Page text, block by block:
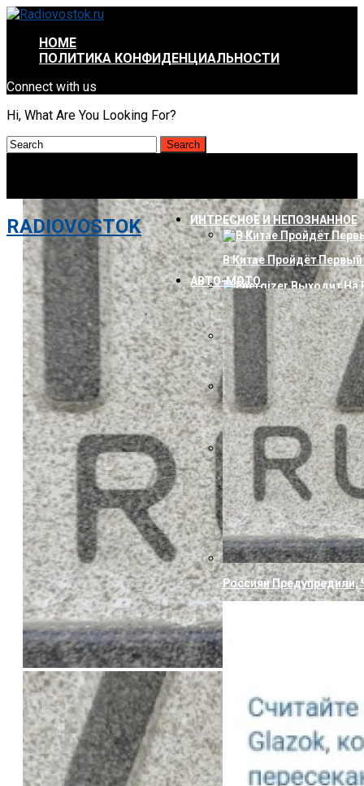
HOME
ПОЛИТИКА КОНФИДЕНЦИАЛЬНОСТИ
Connect with us
Hi, What Are You Looking For?
RADIOVOSTOK ИНТРЕСНОЕ И НЕПОЗНАННОЕ
В Китае Пройдёт
Energizer Выходит На
AMD Отложила Запуск
Указ Трампа Отводит
Canon Выпустила
Собственных
АВТО-МОТО
Россиян